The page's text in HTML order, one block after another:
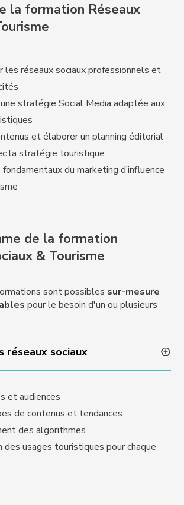
la formation Réseaux
les réseaux sociaux professionnels et
stratégie Social Media adaptée aux
et élaborer un planning éditorial
la stratégie touristique
du marketing d’influence
de la formation
& Tourisme
sont possibles sur-mesure
pour le besoin d'un ou plusieurs
réseaux sociaux
et audiences
de contenus et tendances
des algorithmes
des usages touristiques pour chaque